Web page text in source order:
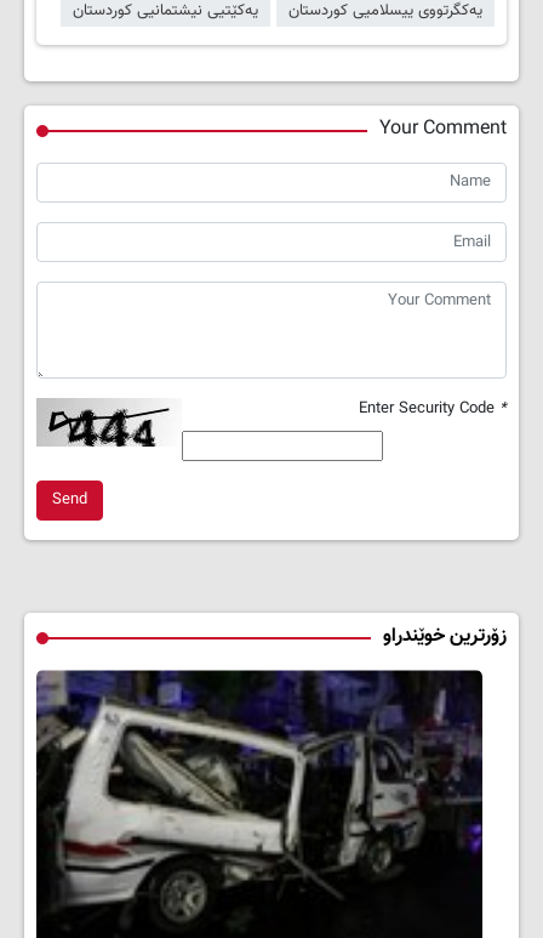
یەکگرتووی ییسلامیی کوردستان یەکێتیی نیشتمانیی کوردستان
Your Comment
*
Send
زۆرترین خوێندراو